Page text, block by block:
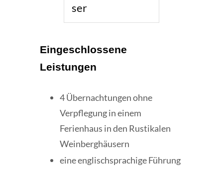
ser
Eingeschlossene
Leistungen
4 Übernachtungen ohne
Verpflegung in einem
Ferienhaus in den Rustikalen
Weinberghäusern
eine englischsprachige Führung